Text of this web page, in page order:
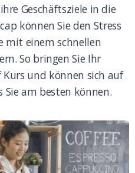
Geschäftsziele in die
können Sie den Stress
mit einem schnellen
So bringen Sie Ihr
und können sich auf
am besten können.